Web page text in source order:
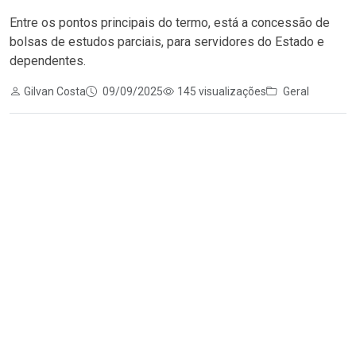
Entre os pontos principais do termo, está a concessão de
bolsas de estudos parciais, para servidores do Estado e
dependentes.
Gilvan Costa 09/09/2025 145 visualizações Geral